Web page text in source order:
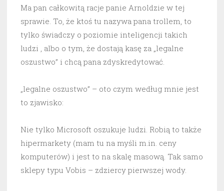
Ma pan całkowitą racje panie Arnoldzie w tej
sprawie. To, że ktoś tu nazywa pana trollem, to
tylko świadczy o poziomie inteligencji takich
ludzi , albo o tym, że dostają kasę za „legalne
oszustwo” i chcą pana zdyskredytować.
„legalne oszustwo” – oto czym według mnie jest
to zjawisko:
Nie tylko Microsoft oszukuje ludzi. Robią to także
hipermarkety (mam tu na myśli m.in. ceny
komputerów) i jest to na skalę masową. Tak samo
sklepy typu Vobis – zdziercy pierwszej wody.